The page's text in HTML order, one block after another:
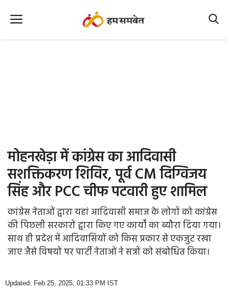
Office Office
Political Gossips
Farm & Food
Opinion
Photo Gallery
मोहनखेड़ा में कांग्रेस का आदिवासी
सशक्तिकरण शिविर, पूर्व CM दिग्विजय
सिंह और PCC चीफ पटवारी हुए शामिल
कांग्रेस नेताओं द्वारा यहां आदिवासी समाज के लोगों को कांग्रेस
की पिछली सरकारों द्वारा किए गए कार्यों का ब्यौरा दिया गया।
साथ ही प्रदेश में आदिवासियों को किस प्रकार से एकजुट रखा
जाए जैसे विषयों पर पार्टी नेताओं ने सत्रों को संबोधित किया।
Updated: Feb 25, 2025, 01:33 PM IST